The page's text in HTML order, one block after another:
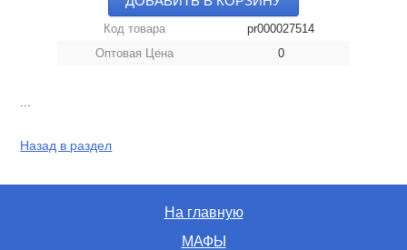
Код товара
pr000027514
Оптовая Цена
0
Назад в раздел
На главную
МАФЫ